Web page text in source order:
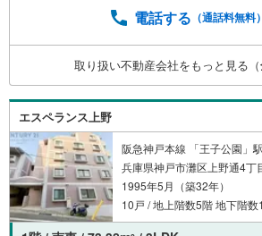
がございます。 8店舗すべて駅前
2000万円台の新築戸建や、1000万
始め多数物件を取り扱っています
しきれない物件もご紹介できます
さい。
電話する （通話料無料）
取り扱い不動産会社をもっと見る（
エスペランス上野
阪急神戸本線 「王子公園」
兵庫県神戸市灘区上野通4丁
1995年5月（築32年）
10戸 / 地上階数5階 地下階数